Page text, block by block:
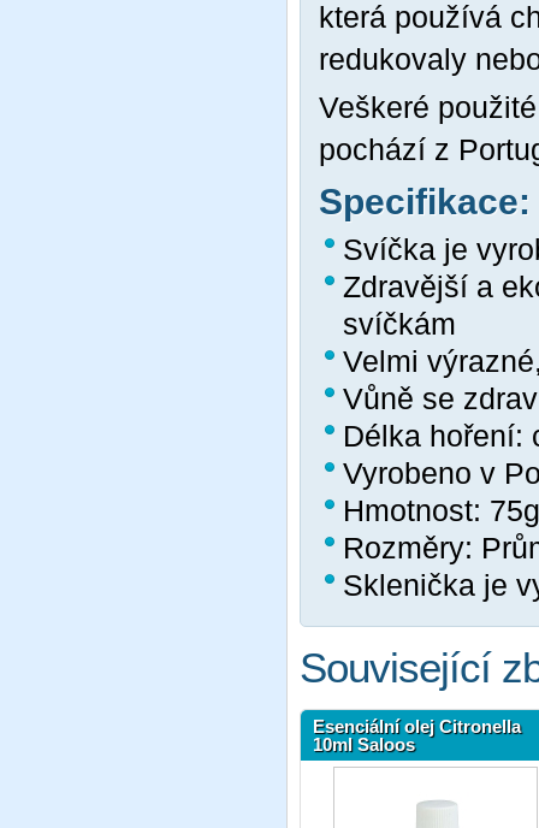
která používá
redukovaly
Veškeré
pochází z
Specifikace:
Svíčka je
Zdravější a
svíčkám
Velmi
Vůně se
Délka hoření:
Vyrobeno v
Hmotnost: 75g
Rozměry:
Sklenička je
Související
Esenciální olej Citronella
10ml Saloos